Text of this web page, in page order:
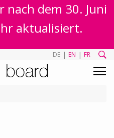
dem 30. Juni
aktualisiert.
DE | EN | FR